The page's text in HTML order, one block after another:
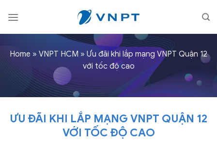
Home » VNPT HCM » Ưu đãi khi lắp mạng VNPT Quận 12
với tốc độ cao
ƯU ĐÃI KHI LẮP MẠNG VNPT QUẬN 12
VỚI TỐC ĐỘ CAO